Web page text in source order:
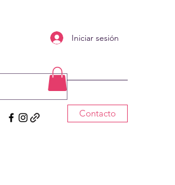
Iniciar sesión
Contacto